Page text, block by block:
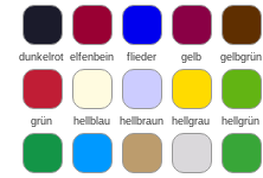
dunkelrot elfenbein flieder gelb gelbgrün
grün hellblau hellbraun hellgrau hellgrün